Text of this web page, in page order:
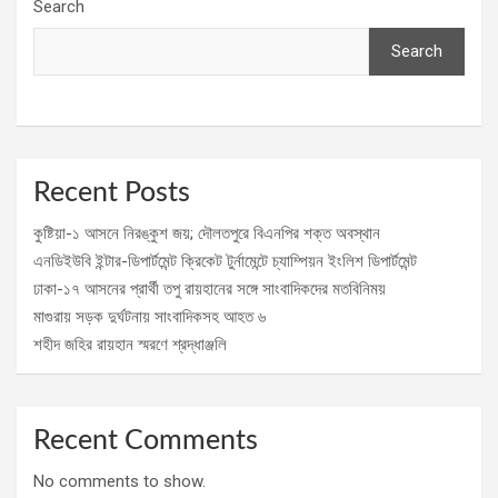
Search
Search
Recent Posts
কুষ্টিয়া-১ আসনে নিরঙ্কুশ জয়; দৌলতপুরে বিএনপির শক্ত অবস্থান
এনডিইউবি ইন্টার-ডিপার্টমেন্ট ক্রিকেট টুর্নামেন্টে চ্যাম্পিয়ন ইংলিশ ডিপার্টমেন্ট
ঢাকা-১৭ আসনের প্রার্থী তপু রায়হানের সঙ্গে সাংবাদিকদের মতবিনিময়
মাগুরায় সড়ক দুর্ঘটনায় সাংবাদিকসহ আহত ৬
শহীদ জহির রায়হান স্মরণে শ্রদ্ধাঞ্জলি
Recent Comments
No comments to show.